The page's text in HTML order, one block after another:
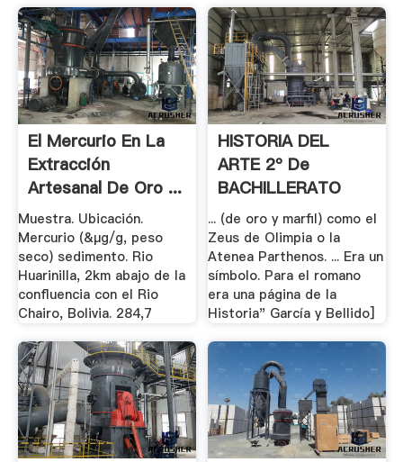
El Mercurio En La
Extracción
Artesanal De Oro ...
Muestra. Ubicación.
Mercurio (&µg/g, peso
seco) sedimento. Rio
Huarinilla, 2km abajo de la
confluencia con el Rio
Chairo, Bolivia. 284,7
HISTORIA DEL
ARTE 2º De
BACHILLERATO
... (de oro y marfil) como el
Zeus de Olimpia o la
Atenea Parthenos. ... Era un
símbolo. Para el romano
era una página de la
Historia" García y Bellido]